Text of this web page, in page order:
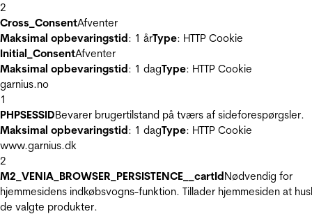
2
Cross_ConsentAfventer
Maksimal opbevaringstid: 1 årType: HTTP Cookie
Initial_ConsentAfventer
Maksimal opbevaringstid: 1 dagType: HTTP Cookie
garnius.no
1
PHPSESSIDBevarer brugertilstand på tværs af sideforespørgsler.
Maksimal opbevaringstid: 1 dagType: HTTP Cookie
www.garnius.dk
2
M2_VENIA_BROWSER_PERSISTENCE__cartIdNødvendig for
hjemmesidens indkøbsvogns-funktion. Tillader hjemmesiden at
de valgte produkter.